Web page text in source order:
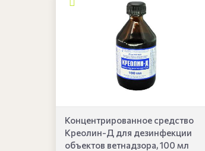
Концентрированное средство
Креолин-Д для дезинфекции
объектов ветнадзора, 100 мл